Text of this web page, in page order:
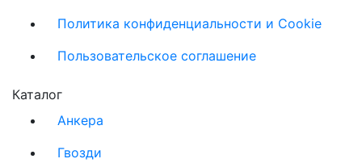
Политика конфиденциальности и Cookie
Пользовательское соглашение
Каталог
Анкера
Гвозди